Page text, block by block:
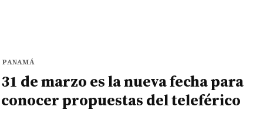
PANAMÁ
31 de marzo es la nueva fecha para
conocer propuestas del teleférico